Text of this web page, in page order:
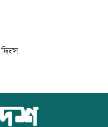
জিও ব্যাগ প্রকল্পে
মানববন্ধন
হাজার কৃষি শ্রমিক নেবে
ধর্ষণসহ ভিডিও ধারণ